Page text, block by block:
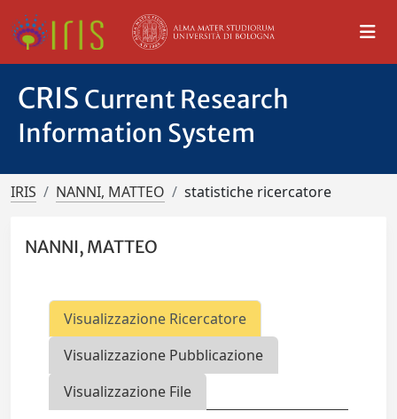
CRIS Current Research
Information System
IRIS NANNI, MATTEO statistiche ricercatore
NANNI, MATTEO
Visualizzazione Ricercatore
Visualizzazione Pubblicazione
Visualizzazione File